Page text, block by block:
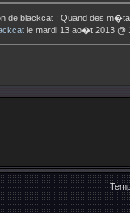
de blackcat : Quand des
le mardi 13 ao�t 2013 @